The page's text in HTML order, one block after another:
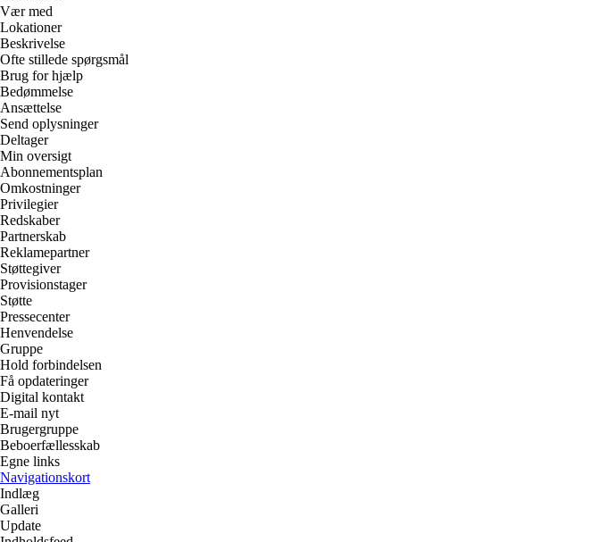
Vær med
Lokationer
Beskrivelse
Ofte stillede spørgsmål
Brug for hjælp
Bedømmelse
Ansættelse
Send oplysninger
Deltager
Min oversigt
Abonnementsplan
Omkostninger
Privilegier
Redskaber
Partnerskab
Reklamepartner
Støttegiver
Provisionstager
Støtte
Pressecenter
Henvendelse
Gruppe
Hold forbindelsen
Få opdateringer
Digital kontakt
E-mail nyt
Brugergruppe
Beboerfællesskab
Egne links
Navigationskort
Indlæg
Galleri
Update